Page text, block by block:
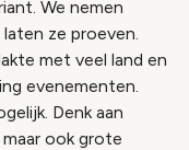
We nemen
ze proeven.
met veel land en
evenementen.
Denk aan
ook grote